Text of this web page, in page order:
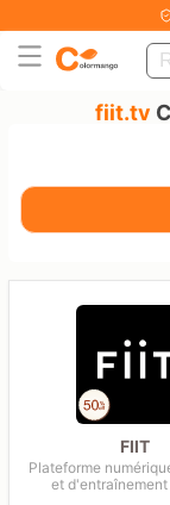
fiit.tv
FIIT
Plateforme
et